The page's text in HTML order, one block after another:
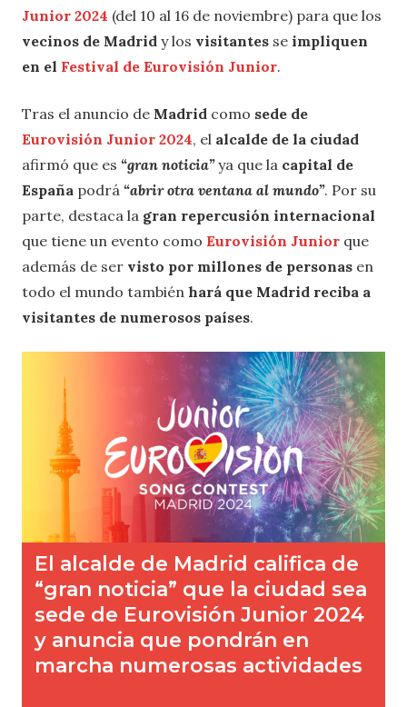
Junior 2024 (del 10 al 16 de noviembre) para que los
vecinos de Madrid y los visitantes se impliquen
en el Festival de Eurovisión Junior.
Tras el anuncio de Madrid como sede de
Eurovisión Junior 2024, el alcalde de la ciudad
afirmó que es “gran noticia”ya que la capital de
España podrá “abrir otra ventana al mundo”. Por su
parte, destaca la gran repercusión internacional
que tiene un evento como Eurovisión Junior que
además de ser visto por millones de personas en
todo el mundo también hará que Madrid reciba a
visitantes de numerosos países.